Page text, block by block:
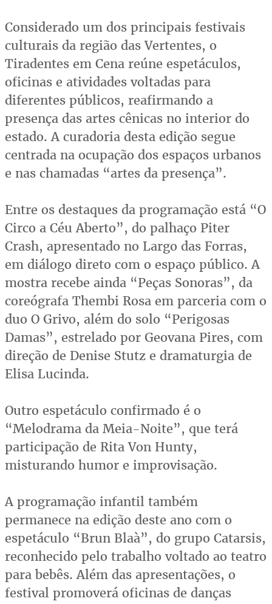
Considerado um dos principais festivais
culturais da região das Vertentes, o
Tiradentes em Cena reúne espetáculos,
oficinas e atividades voltadas para
diferentes públicos, reafirmando a
presença das artes cênicas no interior do
estado. A curadoria desta edição segue
centrada na ocupação dos espaços urbanos
e nas chamadas “artes da presença”.
Entre os destaques da programação está “O
Circo a Céu Aberto”, do palhaço Piter
Crash, apresentado no Largo das Forras,
em diálogo direto com o espaço público. A
mostra recebe ainda “Peças Sonoras”, da
coreógrafa Thembi Rosa em parceria com o
duo O Grivo, além do solo “Perigosas
Damas”, estrelado por Geovana Pires, com
direção de Denise Stutz e dramaturgia de
Elisa Lucinda.
Outro espetáculo confirmado é o
“Melodrama da Meia-Noite”, que terá
participação de Rita Von Hunty,
misturando humor e improvisação.
A programação infantil também
permanece na edição deste ano com o
espetáculo “Brun Blaà”, do grupo Catarsis,
reconhecido pelo trabalho voltado ao teatro
para bebês. Além das apresentações, o
festival promoverá oficinas de danças